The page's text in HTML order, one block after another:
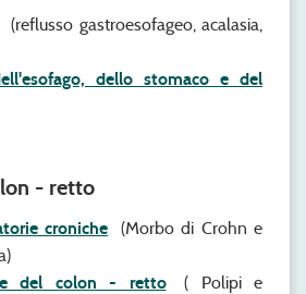
(reflusso gastroesofageo, acalasia,
dello stomaco e del
- retto
croniche
(Morbo di Crohn e
del colon - retto
( Polipi e